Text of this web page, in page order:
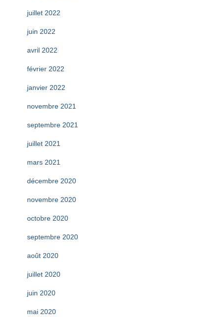
juillet 2022
juin 2022
avril 2022
février 2022
janvier 2022
novembre 2021
septembre 2021
juillet 2021
mars 2021
décembre 2020
novembre 2020
octobre 2020
septembre 2020
août 2020
juillet 2020
juin 2020
mai 2020